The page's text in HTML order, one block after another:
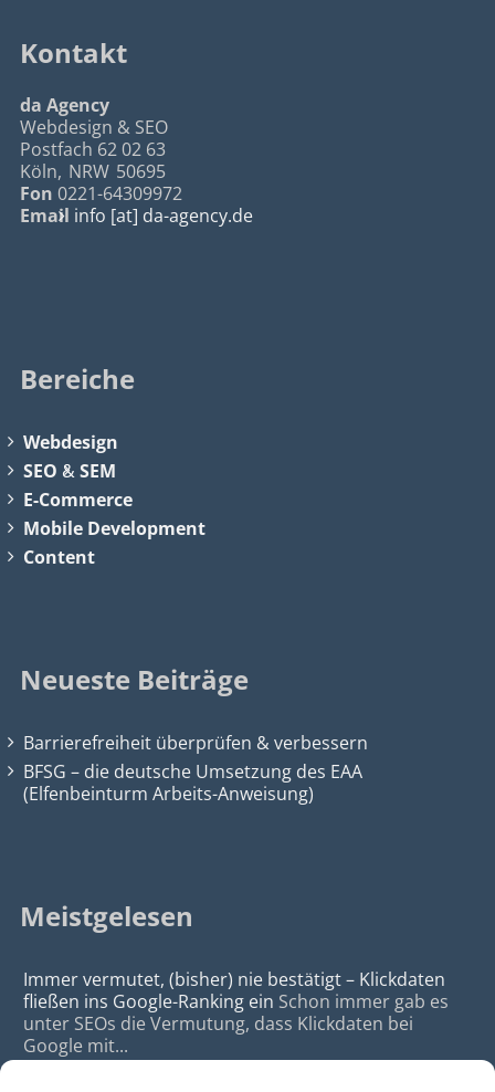
Kontakt
da Agency
Webdesign & SEO
Postfach 62 02 63
Köln, NRW 50695
Fon 0221-64309972
Email info [at] da-agency.de
Bereiche
Webdesign
SEO &SEM
E-Commerce
Mobile Development
Content
Neueste Beiträge
Barrierefreiheit überprüfen & verbessern
BFSG – die deutsche Umsetzung des EAA
(Elfenbeinturm Arbeits-Anweisung)
Meistgelesen
Immer vermutet, (bisher) nie bestätigt – Klickdaten
fließen ins Google-Ranking ein Schon immer gab es
unter SEOs die Vermutung, dass Klickdaten bei
Google mit...